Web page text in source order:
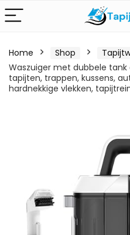
Home Shop
Waszuiger met dubbele tank
tapijten, trappen, kussens,
hardnekkige vlekken,